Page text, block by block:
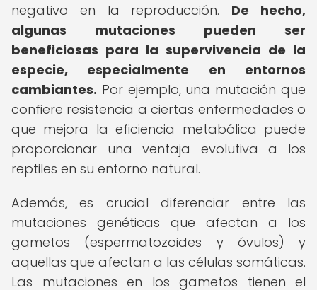
negativo en la reproducción. De hecho,
algunas mutaciones pueden ser
beneficiosas para la supervivencia de la
especie, especialmente en entornos
cambiantes. Por ejemplo, una mutación que
confiere resistencia a ciertas enfermedades o
que mejora la eficiencia metabólica puede
proporcionar una ventaja evolutiva a los
reptiles en su entorno natural.
Además, es crucial diferenciar entre las
mutaciones genéticas que afectan a los
gametos (espermatozoides y óvulos) y
aquellas que afectan a las células somáticas.
Las mutaciones en los gametos tienen el